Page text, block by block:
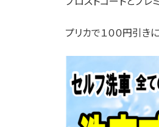
プリカで１００円引きに